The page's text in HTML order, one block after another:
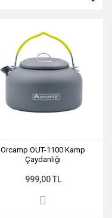
Orcamp OUT-1100 Kamp
Çaydanlığı
999,00 TL